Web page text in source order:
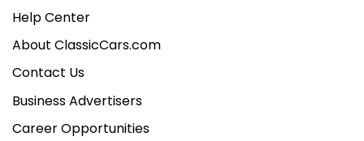
Help Center
About ClassicCars.com
Contact Us
Business Advertisers
Career Opportunities